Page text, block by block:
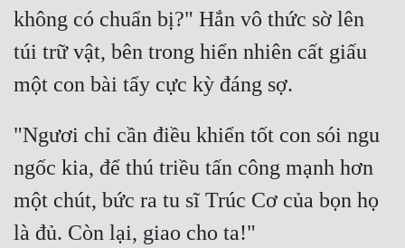
Điềm Đạm
không có chuẩn bị?" Hắn vô thức sờ lên
túi trữ vật, bên trong hiển nhiên cất giấu
"Ngươi chỉ cần điều khiển tốt con sói ngu
ngốc kia, để thú triều tấn công mạnh hơn
một chút, bức ra tu sĩ Trúc Cơ của bọn họ